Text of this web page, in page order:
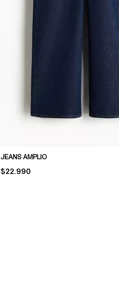
JEANS AMPLIO
PRICE:
$22.990